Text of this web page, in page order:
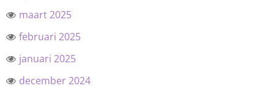
maart 2025
februari 2025
januari 2025
december 2024